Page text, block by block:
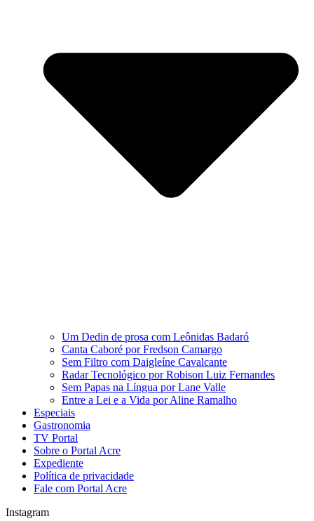
Um Dedin de prosa com Leônidas Badaró
Canta Caboré por Fredson Camargo
Sem Filtro com Daigleíne Cavalcante
Radar Tecnológico por Robison Luiz Fernandes
Sem Papas na Língua por Lane Valle
Entre a Lei e a Vida por Aline Ramalho
Especiais
Gastronomia
TV Portal
Sobre o Portal Acre
Expediente
Política de privacidade
Fale com Portal Acre
Instagram